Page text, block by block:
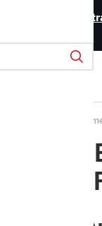
Jetzt mit